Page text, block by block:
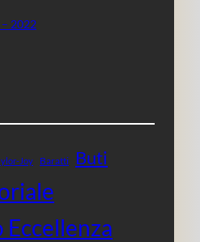
2022
Joy Baratti Buti